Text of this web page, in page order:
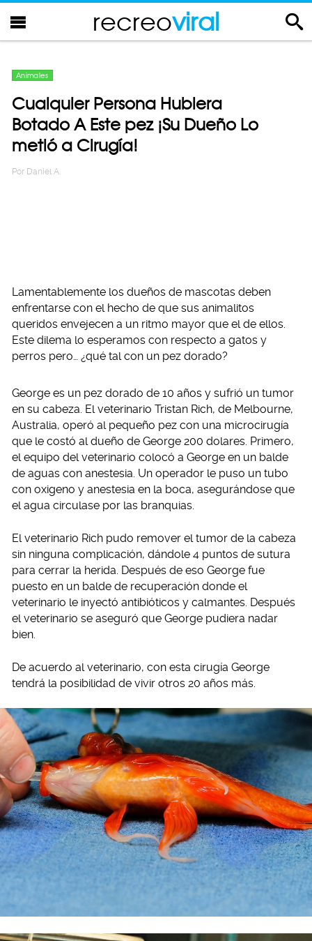
recreoviral
Animales
Cualquier Persona Hubiera
Botado A Este pez ¡Su Dueño Lo
metió a Cirugía!
Por Daniel A.
Lamentablemente los dueños de mascotas deben
enfrentarse con el hecho de que sus animalitos
queridos envejecen a un ritmo mayor que el de ellos.
Este dilema lo esperamos con respecto a gatos y
perros pero… ¿qué tal con un pez dorado?
George es un pez dorado de 10 años y sufrió un tumor
en su cabeza. El veterinario Tristan Rich, de Melbourne,
Australia, operó al pequeño pez con una microcirugía
que le costó al dueño de George 200 dolares. Primero,
el equipo del veterinario colocó a George en un balde
de aguas con anestesia. Un operador le puso un tubo
con oxigeno y anestesia en la boca, asegurándose que
el agua circulase por las branquias.
El veterinario Rich pudo remover el tumor de la cabeza
sin ninguna complicación, dándole 4 puntos de sutura
para cerrar la herida. Después de eso George fue
puesto en un balde de recuperación donde el
veterinario le inyectó antibióticos y calmantes. Después
el veterinario se aseguró que George pudiera nadar
bien.
De acuerdo al veterinario, con esta cirugía George
tendrá la posibilidad de vivir otros 20 años más.